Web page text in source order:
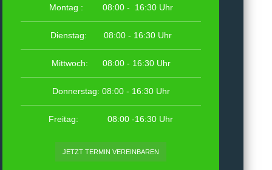
Montag : 08:00 - 16:30 Uhr
Dienstag: 08:00 - 16:30 Uhr
Mittwoch: 08:00 - 16:30 Uhr
Donnerstag: 08:00 - 16:30 Uhr
Freitag: 08:00 -16:30 Uhr
JETZT TERMIN VEREINBAREN